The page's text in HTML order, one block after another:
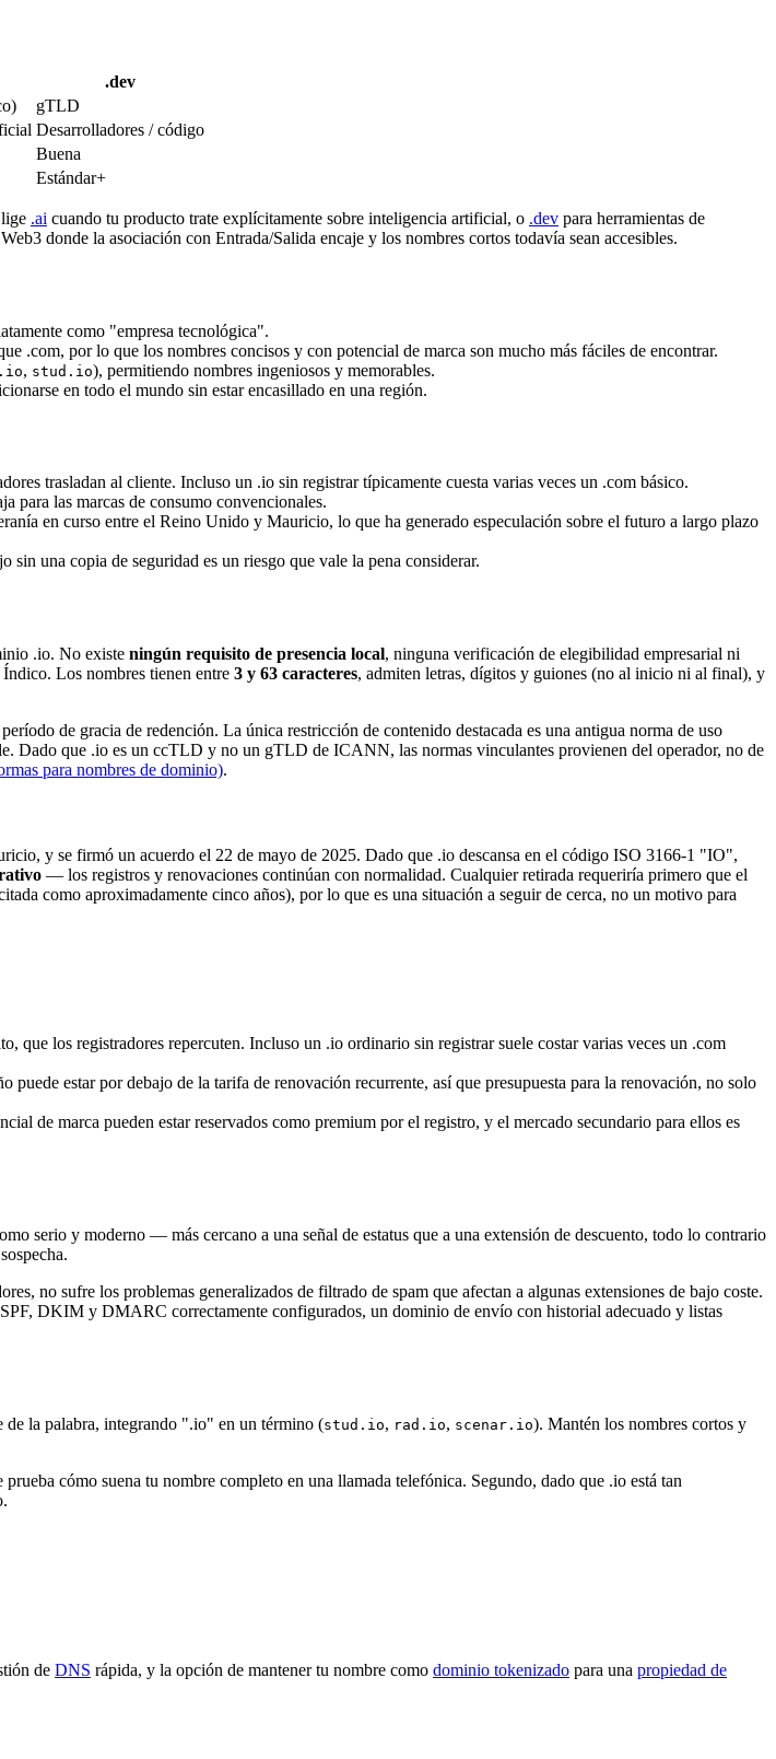
.dev
gTLD
Desarrolladores / código
Buena
Estándar+
.ai cuando tu producto trate explícitamente sobre inteligencia artificial, o .dev para herramientas de
donde la asociación con Entrada/Salida encaje y los nombres cortos todavía sean accesibles.
como "empresa tecnológica".
.com, por lo que los nombres concisos y con potencial de marca son mucho más fáciles de encontrar.
, stud.io), permitiendo nombres ingeniosos y memorables.
en todo el mundo sin estar encasillado en una región.
trasladan al cliente. Incluso un .io sin registrar típicamente cuesta varias veces un .com básico.
para las marcas de consumo convencionales.
en curso entre el Reino Unido y Mauricio, lo que ha generado especulación sobre el futuro a largo plazo
una copia de seguridad es un riesgo que vale la pena considerar.
.io. No existe ningún requisito de presencia local, ninguna verificación de elegibilidad empresarial ni
Los nombres tienen entre 3 y 63 caracteres, admiten letras, dígitos y guiones (no al inicio ni al final), y
de gracia de redención. La única restricción de contenido destacada es una antigua norma de uso
Dado que .io es un ccTLD y no un gTLD de ICANN, las normas vinculantes provienen del operador, no de
para nombres de dominio).
y se firmó un acuerdo el 22 de mayo de 2025. Dado que .io descansa en el código ISO 3166-1 "IO",
— los registros y renovaciones continúan con normalidad. Cualquier retirada requeriría primero que el
como aproximadamente cinco años), por lo que es una situación a seguir de cerca, no un motivo para
que los registradores repercuten. Incluso un .io ordinario sin registrar suele costar varias veces un .com
puede estar por debajo de la tarifa de renovación recurrente, así que presupuesta para la renovación, no solo
de marca pueden estar reservados como premium por el registro, y el mercado secundario para ellos es
serio y moderno — más cercano a una señal de estatus que a una extensión de descuento, todo lo contrario
no sufre los problemas generalizados de filtrado de spam que afectan a algunas extensiones de bajo coste.
DKIM y DMARC correctamente configurados, un dominio de envío con historial adecuado y listas
la palabra, integrando ".io" en un término (stud.io, rad.io, scenar.io). Mantén los nombres cortos y
cómo suena tu nombre completo en una llamada telefónica. Segundo, dado que .io está tan
de DNS rápida, y la opción de mantener tu nombre como dominio tokenizado para una propiedad de